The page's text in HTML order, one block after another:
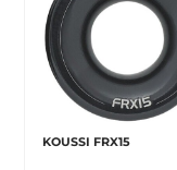
KOUSSI FRX15